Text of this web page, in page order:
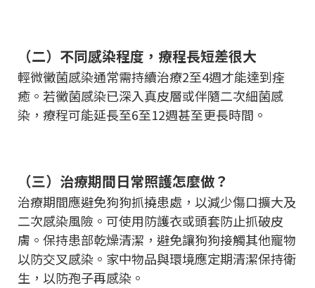
（二）不同感染程度，療程長短差很大
輕微黴菌感染通常需持續治療2至4週才能達到痊
癒。若黴菌感染已深入真皮層或伴隨二次細菌感
染，療程可能延長至6至12週甚至更長時間。
（三）治療期間日常照護怎麼做？
治療期間應避免狗狗抓撓患處，以減少傷口擴大及
二次感染風險。可使用防護衣或頭套防止抓破皮
膚。保持患部乾燥清潔，避免讓狗狗接觸其他寵物
以防交叉感染。家中物品與環境應定期清潔保持衛
生，以防孢子再感染。